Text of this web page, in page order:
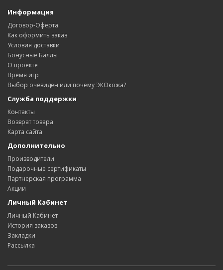
Информация
Договор-Оферта
Как оформить заказ
Условия доставки
Бонусные Баллы
О проекте
Время игр
Выбор очевиден или почему ЭКОкожа?
Служба поддержки
Контакты
Возврат товара
Карта сайта
Дополнительно
Производители
Подарочные сертификаты
Партнерская программа
Акции
Личный Кабинет
Личный Кабинет
История заказов
Закладки
Рассылка